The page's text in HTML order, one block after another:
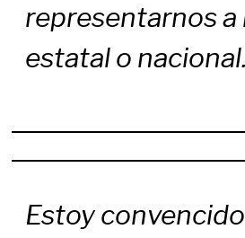
representarnos a
estatal o nacional.
Estoy